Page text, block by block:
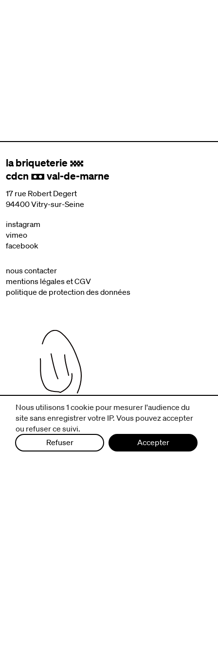
la briqueterie .
cdcn , val-de-marne
17 rue Robert Degert
94400 Vitry-sur-Seine
instagram
vimeo
facebook
nous contacter
mentions légales et CGV
politique de protection des données
infos pratiques
billetterie
nous suivre
Nous utilisons 1 cookie pour mesurer l'audience du
site sans enregistrer votre IP. Vous pouvez accepter
ou refuser ce suivi.
Refuser
Accepter